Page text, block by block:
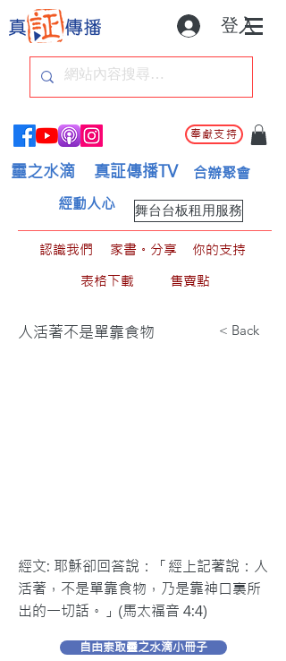
登入
奉獻支持
靈之水滴 真証傳播TV 合辦聚會
舞台台板租用服務
經動人心
認識我們 家書。分享
你的支持
表格下載
售賣點
人活著不是單靠食物 < Back
經文: 耶穌卻回答說：「經上記著說：人
活著，不是單靠食物，乃是靠神口裏所
出的一切話。」(馬太福音 4:4)
自由索取靈之水滴小冊子